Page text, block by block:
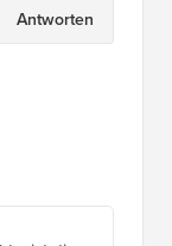
Antworten